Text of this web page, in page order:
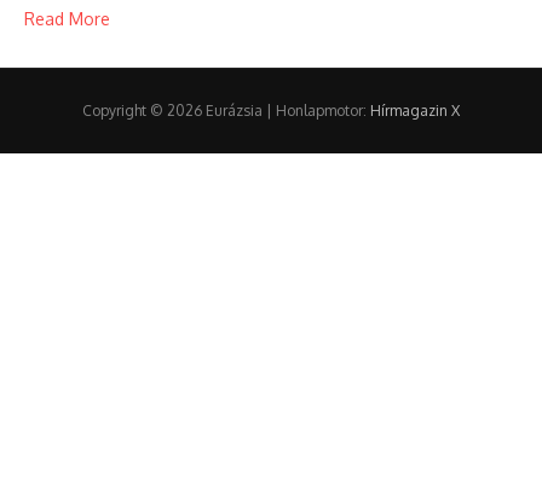
Read More
Copyright © 2026 Eurázsia | Honlapmotor: Hírmagazin X